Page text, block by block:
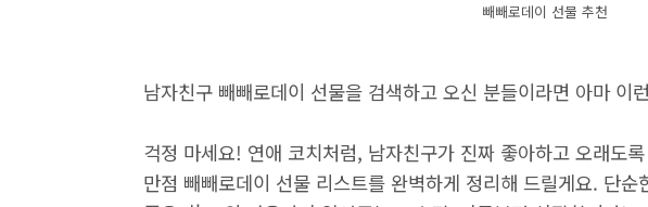
빼빼로데이 선물 추천
남자친구 빼빼로데이 선물을 검색하고 오신 분들이라면 아마 이
걱정 마세요! 연애 코치처럼, 남자친구가 진짜 좋아하고 오래도
만점 빼빼로데이 선물 리스트를 완벽하게 정리해 드릴게요. 단